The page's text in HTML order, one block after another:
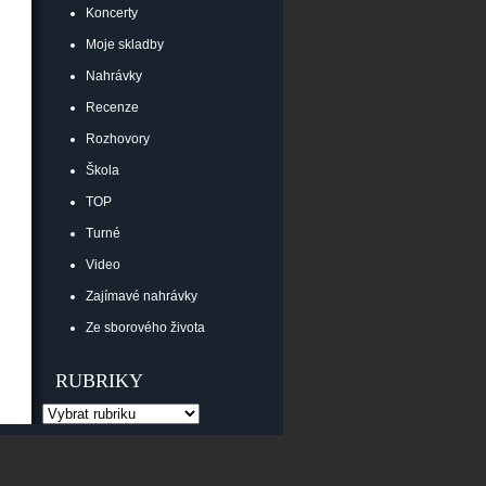
Koncerty
Moje skladby
Nahrávky
Recenze
Rozhovory
Škola
TOP
Turné
Video
Zajímavé nahrávky
Ze sborového života
RUBRIKY
Rubriky